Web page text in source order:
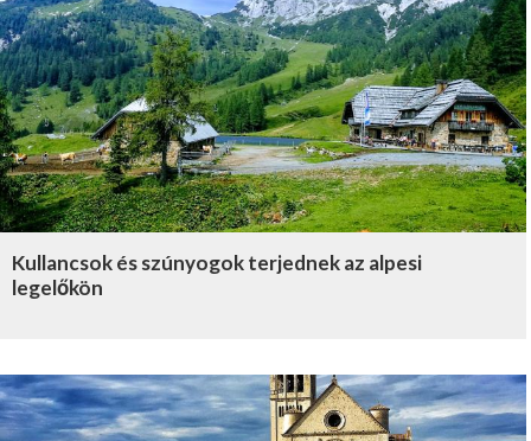
Kullancsok és szúnyogok terjednek az alpesi
legelőkön